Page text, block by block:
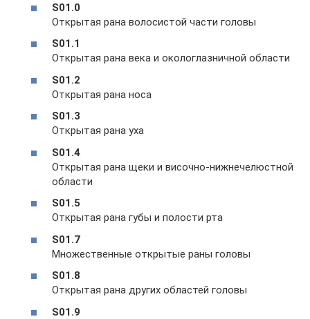
S01.0
Открытая рана волосистой части головы
S01.1
Открытая рана века и окологлазничной области
S01.2
Открытая рана носа
S01.3
Открытая рана уха
S01.4
Открытая рана щеки и височно-нижнечелюстной
области
S01.5
Открытая рана губы и полости рта
S01.7
Множественные открытые раны головы
S01.8
Открытая рана других областей головы
S01.9